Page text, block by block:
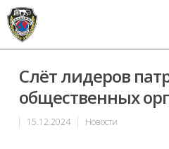
Слёт лидеров
общественных
15.12.2024 Новости